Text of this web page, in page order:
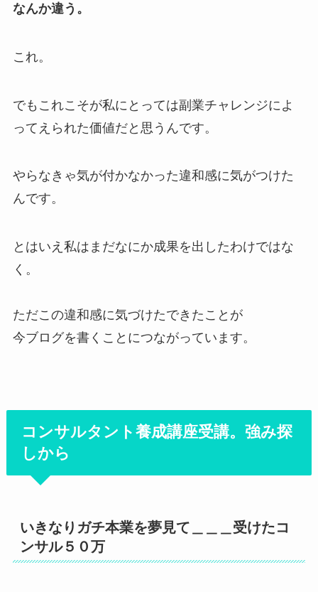
なんか違う。
これ。
でもこれこそが私にとっては副業チャレンジによ
ってえられた価値だと思うんです。
やらなきゃ気が付かなかった違和感に気がつけた
んです。
とはいえ私はまだなにか成果を出したわけではな
く。
ただこの違和感に気づけたできたことが
今ブログを書くことにつながっています。
コンサルタント養成講座受講。強み探
しから
いきなりガチ本業を夢見て＿＿＿受けたコ
ンサル５０万